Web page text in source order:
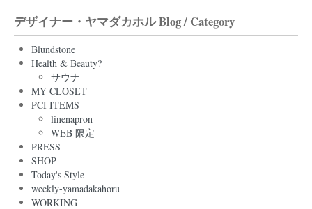
デザイナー・ヤマダカホル Blog / Category
Blundstone
Health & Beauty?
サウナ
MY CLOSET
PCI ITEMS
linenapron
WEB 限定
PRESS
SHOP
Today's Style
weekly-yamadakahoru
WORKING